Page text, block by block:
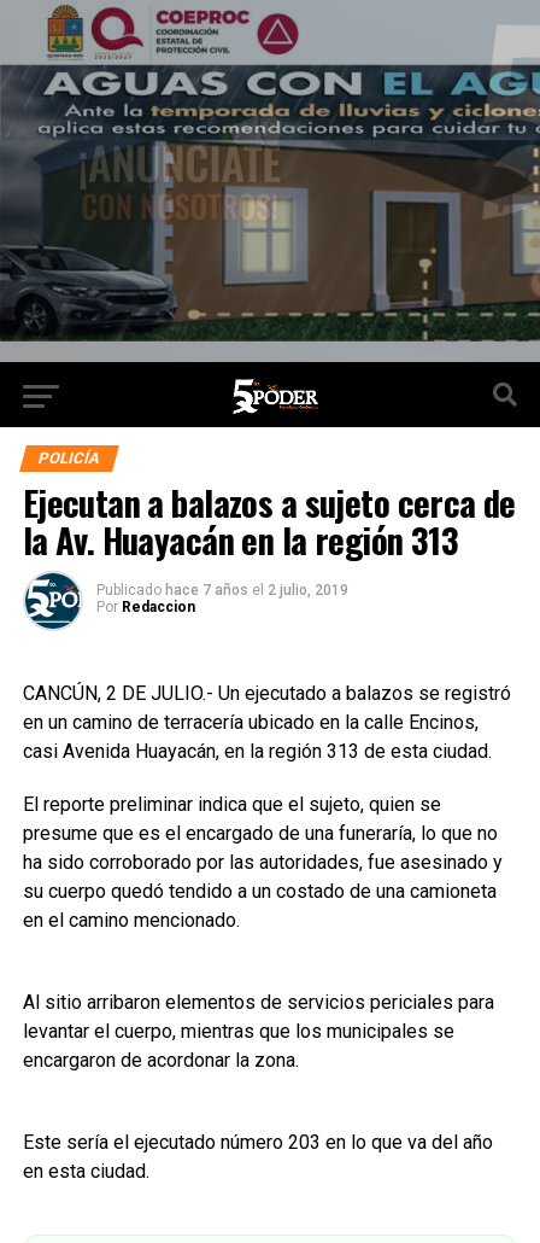
POLICÍA
Ejecutan a balazos a sujeto cerca de
la Av. Huayacán en la región 313
Publicado hace 7 años el 2 julio, 2019
Por Redaccion
CANCÚN, 2 DE JULIO.- Un ejecutado a balazos se registró
en un camino de terracería ubicado en la calle Encinos,
casi Avenida Huayacán, en la región 313 de esta ciudad.
El reporte preliminar indica que el sujeto, quien se
presume que es el encargado de una funeraría, lo que no
ha sido corroborado por las autoridades, fue asesinado y
su cuerpo quedó tendido a un costado de una camioneta
en el camino mencionado.
Al sitio arribaron elementos de servicios periciales para
levantar el cuerpo, mientras que los municipales se
encargaron de acordonar la zona.
Este sería el ejecutado número 203 en lo que va del año
en esta ciudad.